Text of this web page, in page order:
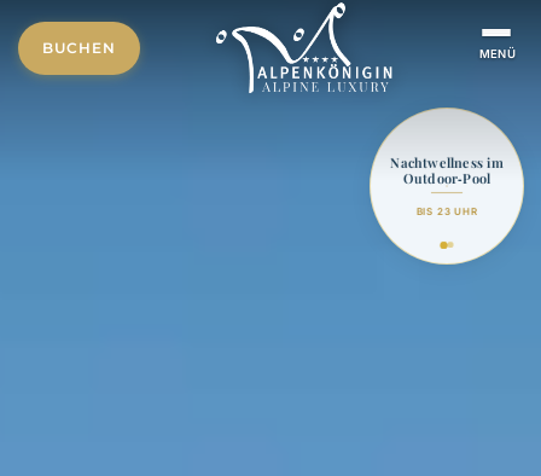
BUCHEN MENÜ
Nachtwellness im
Outdoor‑Pool
BIS 23 UHR